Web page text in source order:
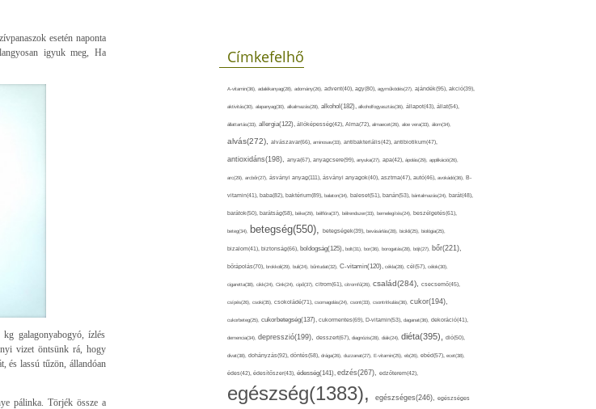
esetén naponta
igyuk meg, Ha
galagonyabogyó, ízlés
vizet öntsünk rá, hogy
és lassú tűzön, állandóan
pálinka. Törjék össze a
Címkefelhő
A-vitamin(36), adalékanyag(28), adomány(26), advent(40), agy(80), agyműködés(27), ajándék(95), akció(39),
aktivitás(30), alapanyag(30), alkalmazás(28), alkohol(182), alkoholfogyasztás(36), állapot(43), állat(54),
állattartás(33), allergia(122), állóképesség(42), Alma(72), almaecet(26), aloe vera(33), álom(34),
alvás(272), alvászavar(66), aminosav(33), antibakteriális(42), antibiotikum(47),
antioxidáns(198), anya(67), anyagcsere(99), anyuka(27), apa(42), ápolás(29), applikáció(26),
arc(29), arcbőr(27), ásványi anyag(111), ásványi anyagok(40), asztma(47), autó(46), avokádó(36), B-
vitamin(41), baba(82), baktérium(89), balaton(34), baleset(51), banán(53), bántalmazás(24), barát(48),
barátok(50), barátság(58), béke(29), bélflóra(37), bélrendszer(33), bemelegítés(24), beszélgetés(61),
beteg(34), betegség(550), betegségek(39), bevásárlás(28), bicikli(25), biológia(25),
bizalom(41), biztonság(66), boldogság(125), bolt(31), bor(36), borogatás(28), böjt(27), bőr(221),
bőrápolás(70), brokkoli(29), buli(24), bűntudat(32), C-vitamin(120), cékla(28), cél(57), célok(30),
cigaretta(38), cikk(24), Cink(24), cipő(37), citrom(61), citromfű(26), család(284), csecsemő(45),
csípés(26), csoki(35), csokoládé(71), csomagolás(24), csont(33), csontritkulás(36), cukor(194),
cukorbeteg(25), cukorbetegség(137), cukormentes(69), D-vitamin(53), daganat(36), dekoráció(41),
demencia(34), depresszió(199), desszert(67), diagnózis(28), diák(24), diéta(395), dió(50),
divat(38), dohányzás(92), döntés(58), drága(26), duzzanat(27), E-vitamin(25), eb(26), ebéd(57), ecet(38),
édes(42), édesítőszer(43), édesség(141), edzés(267), edzőterem(42),
egészség(1383), egészséges(246), egészséges